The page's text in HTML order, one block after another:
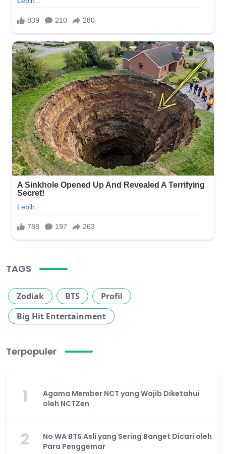
TAGS
Zodiak BTS
Profil
Big Hit Entertainment
Terpopuler
1
Agama Member NCT yang Wajib Diketahui
oleh NCTZen
2
No WA BTS Asli yang Sering Banget Dicari oleh
Para Penggemar